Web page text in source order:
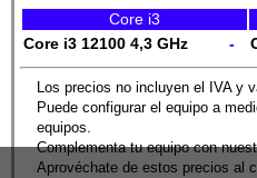
Core i3
Core i3 12100 4,3 GHz
-
Los precios no incluyen el IVA y
Puede configurar el equipo a
equipos.
Complementa tu equipo con
Aprovéchate de estos precios al